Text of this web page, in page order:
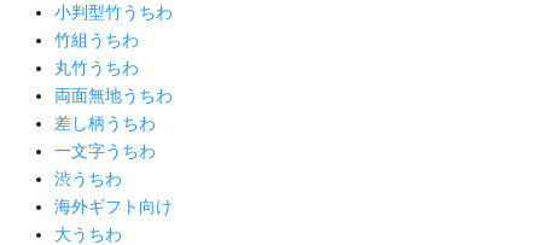
小判型竹うちわ
竹組うちわ
丸竹うちわ
両面無地うちわ
差し柄うちわ
一文字うちわ
渋うちわ
海外ギフト向け
大うちわ